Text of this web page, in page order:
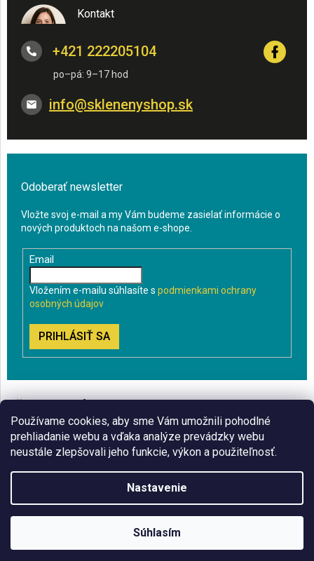
Používame cookies, aby sme Vám umožnili pohodlné
prehliadanie webu a vďaka analýze prevádzky webu
neustále zlepšovali jeho funkcie, výkon a použiteľnosť.
Nastavenie
Súhlasím
Kontakt
info@sklenenyshop.sk
+421 222205104
Odoberať newsletter
Vložte svoj e-mail a my Vám budeme zasielať informácie o
nových produktoch na našom e-shope.
Email
Vložením e-mailu súhlasíte s podmienkami ochrany
osobných údajov
PRIHLÁSIŤ SA
BLOG